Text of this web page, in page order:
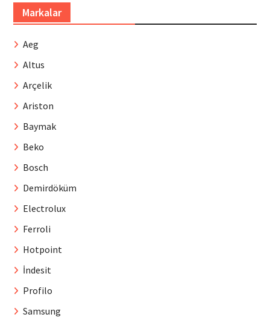
Markalar
Aeg
Altus
Arçelik
Ariston
Baymak
Beko
Bosch
Demirdöküm
Electrolux
Ferroli
Hotpoint
İndesit
Profilo
Samsung